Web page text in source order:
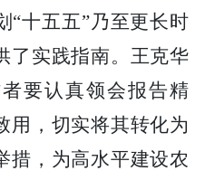
“十五五”乃至更长时
了实践指南。王克华
要认真领会报告精
用，切实将其转化为
措，为高水平建设农